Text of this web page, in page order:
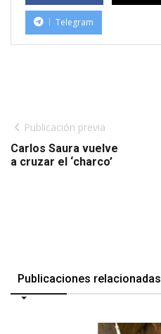
Telegram
Publicación previa
Carlos Saura vuelve
a cruzar el ‘charco’
Publicaciones relacionadas